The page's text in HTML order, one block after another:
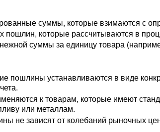
суммы, которые взимаются с
пошлин, которые рассчитываются в
суммы за единицу товара
пошлины устанавливаются в виде
к товарам, которые имеют
или металлам.
не зависят от колебаний рыночных